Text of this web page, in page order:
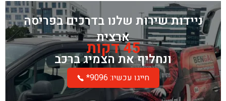
ניידות שירות שלנו בדרכים בפריסה
ארצית
45 דקות
ונחליף את הצמיג ברכב
*חייגו עכשיו: 9096